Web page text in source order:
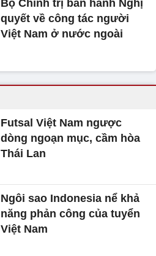
Bộ Chính trị ban hành Nghị
quyết về công tác người
Việt Nam ở nước ngoài
Futsal Việt Nam ngược
dòng ngoạn mục, cầm hòa
Thái Lan
Ngôi sao Indonesia nể khả
năng phản công của tuyển
Việt Nam